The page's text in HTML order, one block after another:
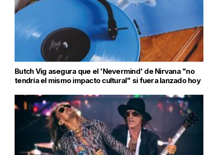
Butch Vig asegura que el 'Nevermind' de Nirvana "no
tendría el mismo impacto cultural" si fuera lanzado hoy